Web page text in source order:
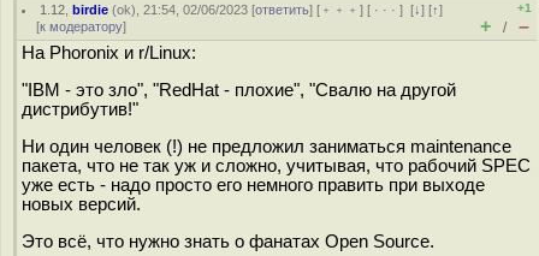
1.12 ,birdie (ok), 21:54, 02/06/2023 [ответить] [ ﹢﹢﹢] [ · · ·][↓] [↑]
[к модератору]
+1
+ / –
На Phoronix и r/Linux:
"IBM - это зло", "RedHat - плохие", "Свалю на другой
дистрибутив!"
Ни один человек (!) не предложил заниматься maintenance
пакета, что не так уж и сложно, учитывая, что рабочий SPEC
уже есть - надо просто его немного править при выходе
новых версий.
Это всё, что нужно знать о фанатах Open Source.